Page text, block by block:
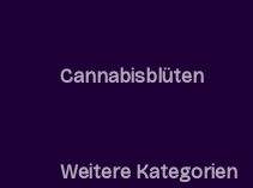
Cannabisblüten
Weitere Kategorien